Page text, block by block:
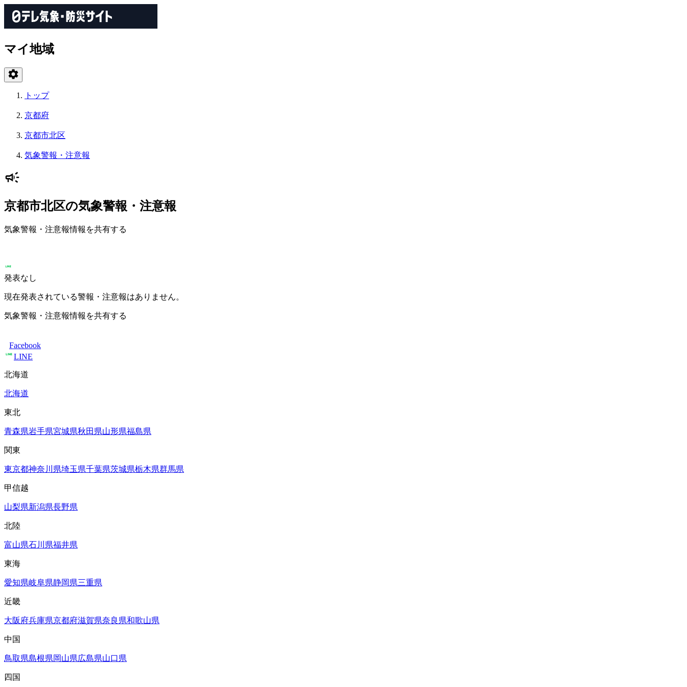
マイ地域
トップ
京都府
京都市北区
気象警報・注意報
京都市北区の気象警報・注意報
気象警報・注意報情報を共有する
発表なし
現在発表されている警報・注意報はありません。
気象警報・注意報情報を共有する
Facebook
LINE
北海道
北海道
東北
青森県岩手県宮城県秋田県山形県福島県
関東
東京都神奈川県埼玉県千葉県茨城県栃木県群馬県
甲信越
山梨県新潟県長野県
北陸
富山県石川県福井県
東海
愛知県岐阜県静岡県三重県
近畿
大阪府兵庫県京都府滋賀県奈良県和歌山県
中国
鳥取県島根県岡山県広島県山口県
四国